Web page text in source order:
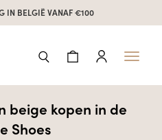
IN BELGIË VANAF €100
Toggle
beige kopen in de
Shoes